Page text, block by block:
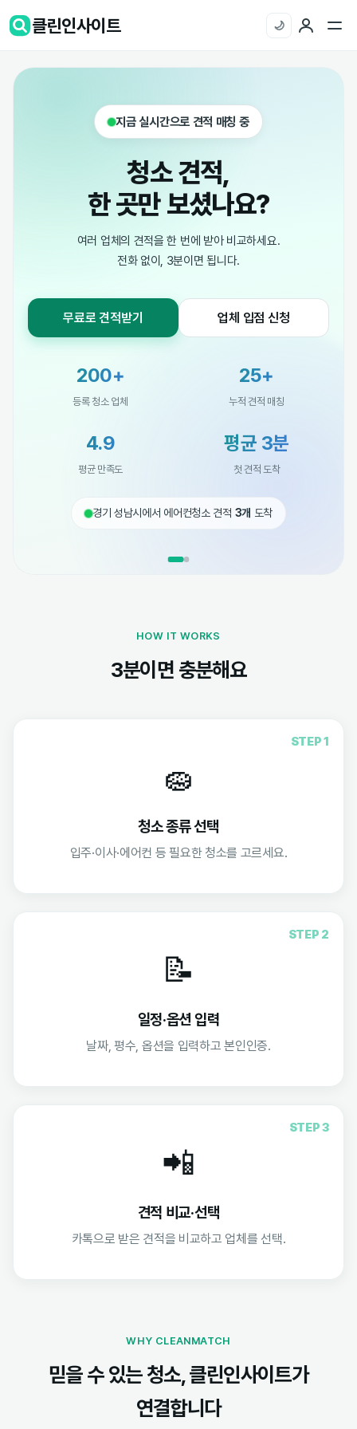
클린인사이트 🌙
지금 실시간으로 견적 매칭 중
청소 견적,
한 곳만 보셨나요?
여러 업체의 견적을 한 번에 받아 비교하세요.
전화 없이, 3분이면 됩니다.
경기 성남시에서 에어컨청소 견적 3개 도착
200+
등록 청소 업체
25+
누적 견적 매칭
4.9
평균 만족도
평균 3분
첫 견적 도착
무료로 견적받기 업체 입점 신청
HOW IT WORKS
3분이면 충분해요
STEP 1
🧽
청소 종류 선택
입주·이사·에어컨 등 필요한 청소를 고르세요.
STEP 2
📝
일정·옵션 입력
날짜, 평수, 옵션을 입력하고 본인인증.
STEP 3
📲
견적 비교·선택
카톡으로 받은 견적을 비교하고 업체를 선택.
WHY CLEANMATCH
믿을 수 있는 청소, 클린인사이트가
연결합니다